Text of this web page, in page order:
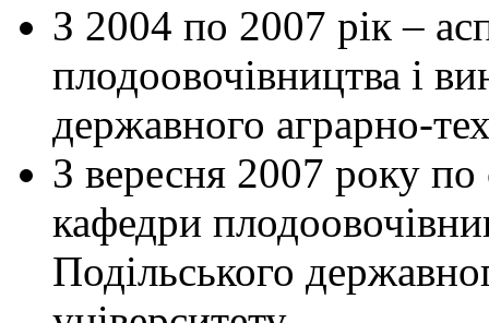
З 2004 по 2007 рік –
плодоовочівництва і
державного аграрно-
З вересня 2007 року
кафедри
Подільського